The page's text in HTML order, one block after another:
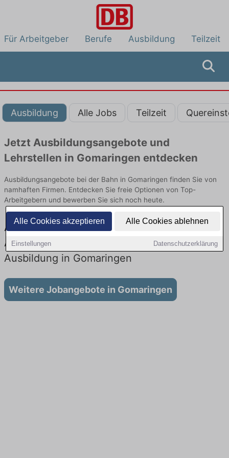
Alle Cookies akzeptieren Alle Cookies ablehnen
Einstellungen Datenschutzerklärung
Für Arbeitgeber Berufe Ausbildung Teilzeit
Ausbildung Alle Jobs Teilzeit
Jetzt Ausbildungsangebote und
Lehrstellen in Gomaringen entdecken
Ausbildungsangebote bei der Bahn in Gomaringen finden Sie von
namhaften Firmen. Entdecken Sie freie Optionen von Top-
Arbeitgebern und bewerben Sie sich noch heute.
Ausbildung in Gomaringen bei der Bahn:
Aktuell gibt es keine Stellenangebote für
Ausbildung in Gomaringen
Weitere Jobangebote in Gomaringen